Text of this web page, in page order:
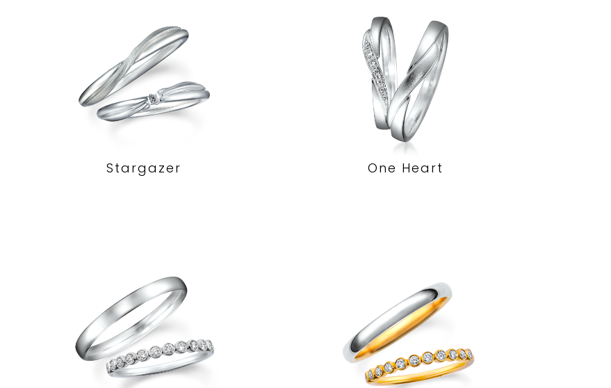
Stargazer One Heart